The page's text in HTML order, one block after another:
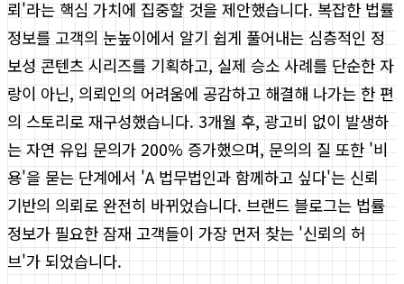
뢰'라는 핵심 가치에 집중할 것을 제안했습니다. 복잡한 법률
정보를 고객의 눈높이에서 알기 쉽게 풀어내는 심층적인 정
보성 콘텐츠 시리즈를 기획하고, 실제 승소 사례를 단순한 자
랑이 아닌, 의뢰인의 어려움에 공감하고 해결해 나가는 한 편
의 스토리로 재구성했습니다. 3개월 후, 광고비 없이 발생하
는 자연 유입 문의가 200% 증가했으며, 문의의 질 또한 '비
용'을 묻는 단계에서 'A 법무법인과 함께하고 싶다'는 신뢰
기반의 의뢰로 완전히 바뀌었습니다. 브랜드 블로그는 법률
정보가 필요한 잠재 고객들이 가장 먼저 찾는 '신뢰의 허
브'가 되었습니다.